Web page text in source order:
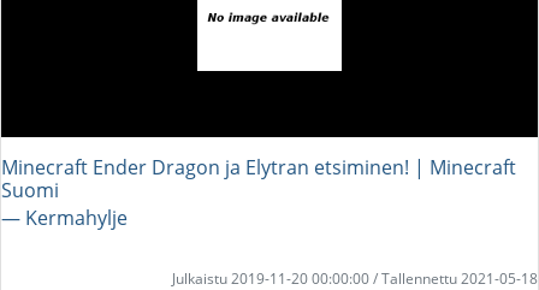
Minecraft Ender Dragon ja Elytran etsiminen! | Minecraft
Suomi
― Kermahylje
Julkaistu 2019-11-20 00:00:00 / Tallennettu 2021-05-18